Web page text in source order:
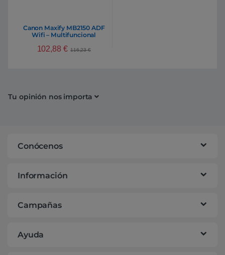
Canon Maxify MB2150 ADF
Wifi – Multifuncional
102,88 € 116,23€
Tu opinión nos importa
Conócenos
Información
Campañas
Ayuda